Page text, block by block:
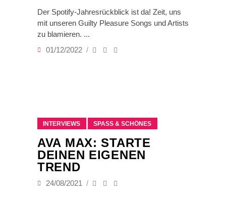
Der Spotify-Jahresrückblick ist da! Zeit, uns
mit unseren Guilty Pleasure Songs und Artists
zu blamieren.
01/12/2022
INTERVIEWS SPASS & SCHÖNES
AVA MAX: STARTE
DEINEN EIGENEN
TREND
24/08/2021